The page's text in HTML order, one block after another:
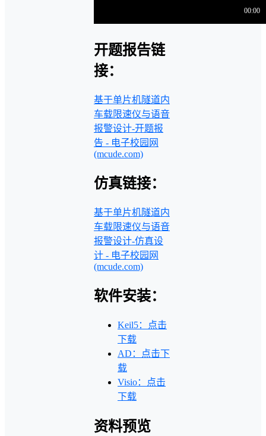
开题报告链
接：
基于单片机隧道内
车载限速仪与语音
报警设计-开题报
告 - 电子校园网
(mcude.com)
仿真链接：
基于单片机隧道内
车载限速仪与语音
报警设计-仿真设
计 - 电子校园网
(mcude.com)
软件安装：
Keil5：点击
下载
AD：点击下
载
Visio：点击
下载
资料预览